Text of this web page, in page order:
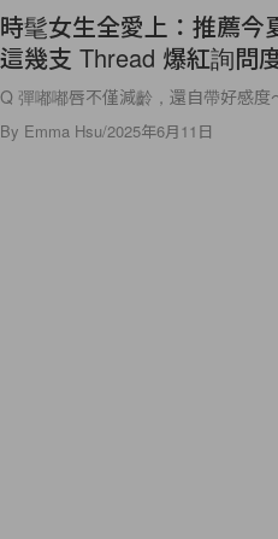
時髦女生全愛上：推薦今
這幾支 Thread 爆紅詢問
Q 彈嘟嘟唇不僅減齡，還自帶好感度
By Emma Hsu/2025年6月11日